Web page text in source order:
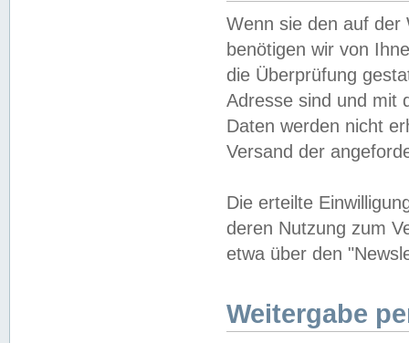
Wenn sie den auf der
benötigen wir von
die Überprüfung
Adresse sind und mit
Daten werden nicht
Versand der
Die erteilte
deren Nutzung zum
etwa über den
Weitergabe